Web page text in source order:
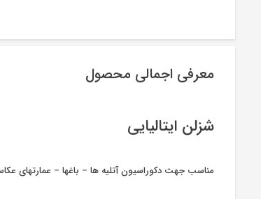
معرفی اجمالی محصول
شزلن ایتالیایی
مناسب جهت دکوراسیون آتلیه ها – باغها – عمارتهای